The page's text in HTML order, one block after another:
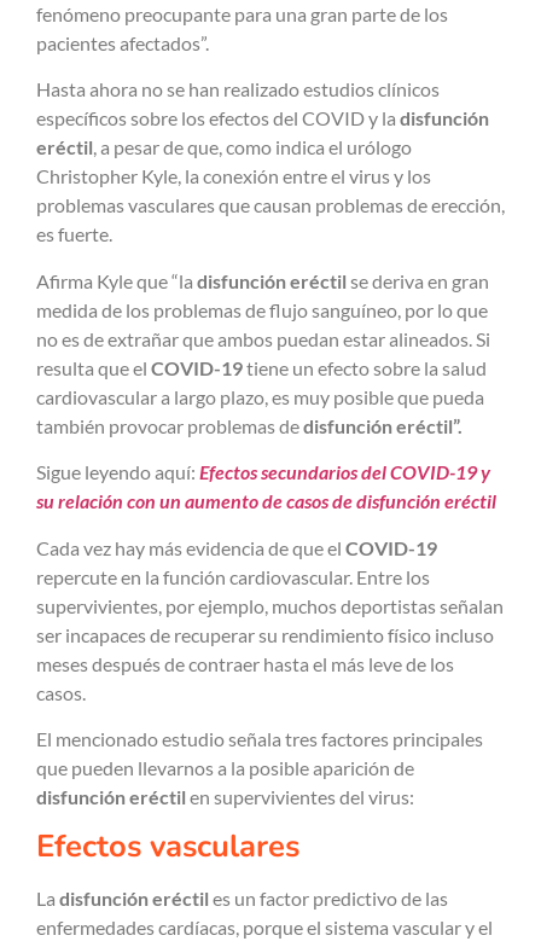
fenómeno preocupante para una gran parte de los
pacientes afectados”.
Hasta ahora no se han realizado estudios clínicos
específicos sobre los efectos del COVID y la disfunción
eréctil, a pesar de que, como indica el urólogo
Christopher Kyle, la conexión entre el virus y los
problemas vasculares que causan problemas de erección,
es fuerte.
Afirma Kyle que “la disfunción eréctil se deriva en gran
medida de los problemas de flujo sanguíneo, por lo que
no es de extrañar que ambos puedan estar alineados. Si
resulta que el COVID-19tiene un efecto sobre la salud
cardiovascular a largo plazo, es muy posible que pueda
también provocar problemas dedisfunción eréctil”.
Sigue leyendo aquí: Efectos secundarios del COVID-19 y
su relación con un aumento de casos de disfunción eréctil
Cada vez hay más evidencia de que el COVID-19
repercute en la función cardiovascular. Entre los
supervivientes, por ejemplo, muchos deportistas señalan
ser incapaces de recuperar su rendimiento físico incluso
meses después de contraer hasta el más leve de los
casos.
El mencionado estudio señala tres factores principales
que pueden llevarnos a la posible aparición de
disfunción eréctil en supervivientes del virus:
Efectos vasculares
La disfunción eréctil es un factor predictivo de las
enfermedades cardíacas, porque el sistema vascular y el